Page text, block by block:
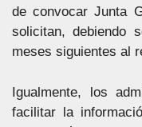
de convocar Junta
solicitan, debiendo
meses siguientes al
Igualmente, los
facilitar la